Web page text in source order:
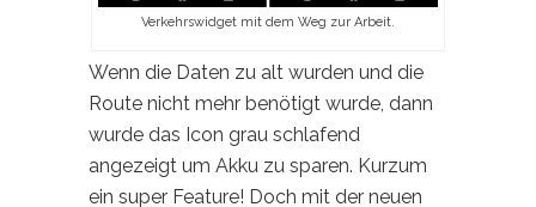
Verkehrswidget mit dem Weg zur Arbeit.
Wenn die Daten zu alt wurden und die
Route nicht mehr benötigt wurde, dann
wurde das Icon grau schlafend
angezeigt um Akku zu sparen. Kurzum
ein super Feature! Doch mit der neuen